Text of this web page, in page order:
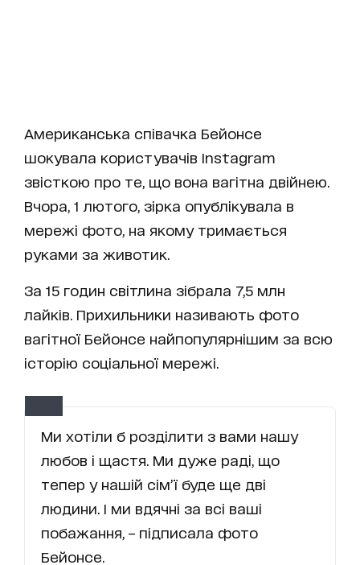
Американська співачка Бейонсе
шокувала користувачів Instagram
звісткою про те, що вона вагітна двійнею.
Вчора, 1 лютого, зірка опублікувала в
мережі фото, на якому тримається
руками за животик.
За 15 годин світлина зібрала 7,5 млн
лайків. Прихильники називають фото
вагітної Бейонсе найпопулярнішим за всю
історію соціальної мережі.
Ми хотіли б розділити з вами нашу
любов і щастя. Ми дуже раді, що
тепер у нашій сім’ї буде ще дві
людини. І ми вдячні за всі ваші
побажання, – підписала фото
Бейонсе.